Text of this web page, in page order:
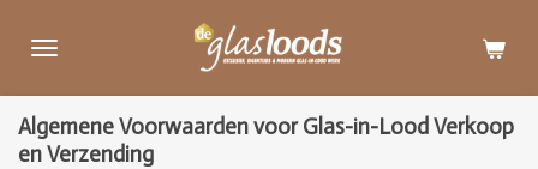
direct
de
hoofdinhoud
Algemene Voorwaarden voor Glas-in-Lood Verkoop
en Verzending